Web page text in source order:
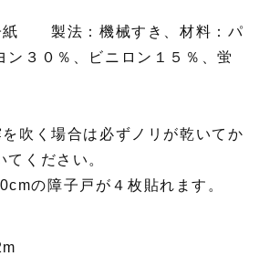
紙 製法：機械すき、材料：パ
ン３０％、ビニロン１５％、蛍
吹く場合は必ずノリが乾いてか
てください。
の障子戸が４枚貼れます。